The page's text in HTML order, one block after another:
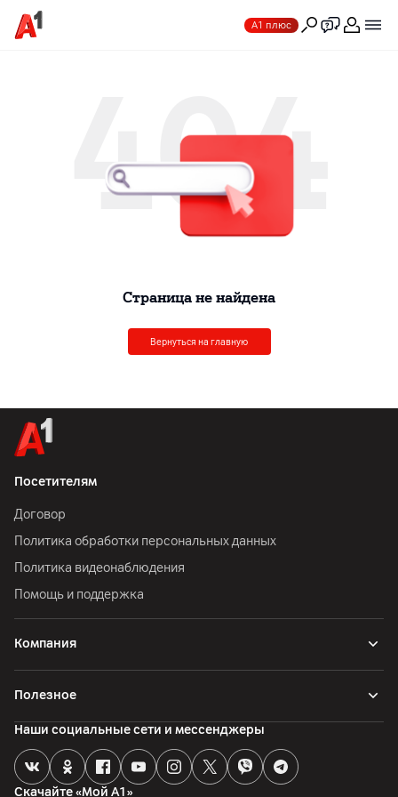
А1 плюс
404
Cтраница не найдена
Вернуться на главную
Посетителям
Договор
Политика обработки персональных данных
Политика видеонаблюдения
Помощь и поддержка
Компания
Полезное
Скачайте «Мой А1»
Наши социальные сети и мессенджеры